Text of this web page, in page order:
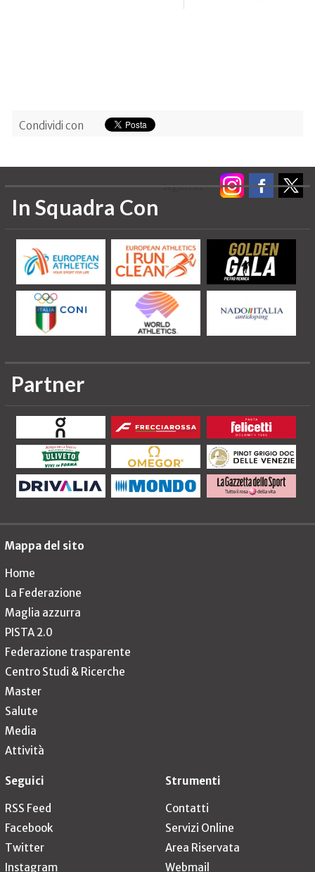
Condividi con
Seguici su:
In Squadra Con
Partner
Mappa del sito
Home
La Federazione
Maglia azzurra
PISTA 2.0
Federazione trasparente
Centro Studi & Ricerche
Master
Salute
Media
Attività
Seguici
RSS Feed
Facebook
Twitter
Instagram
Strumenti
Contatti
Servizi Online
Area Riservata
Webmail